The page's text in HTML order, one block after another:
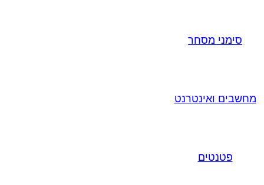
סימני מסחר
מחשבים ואינטרנט
פטנטים